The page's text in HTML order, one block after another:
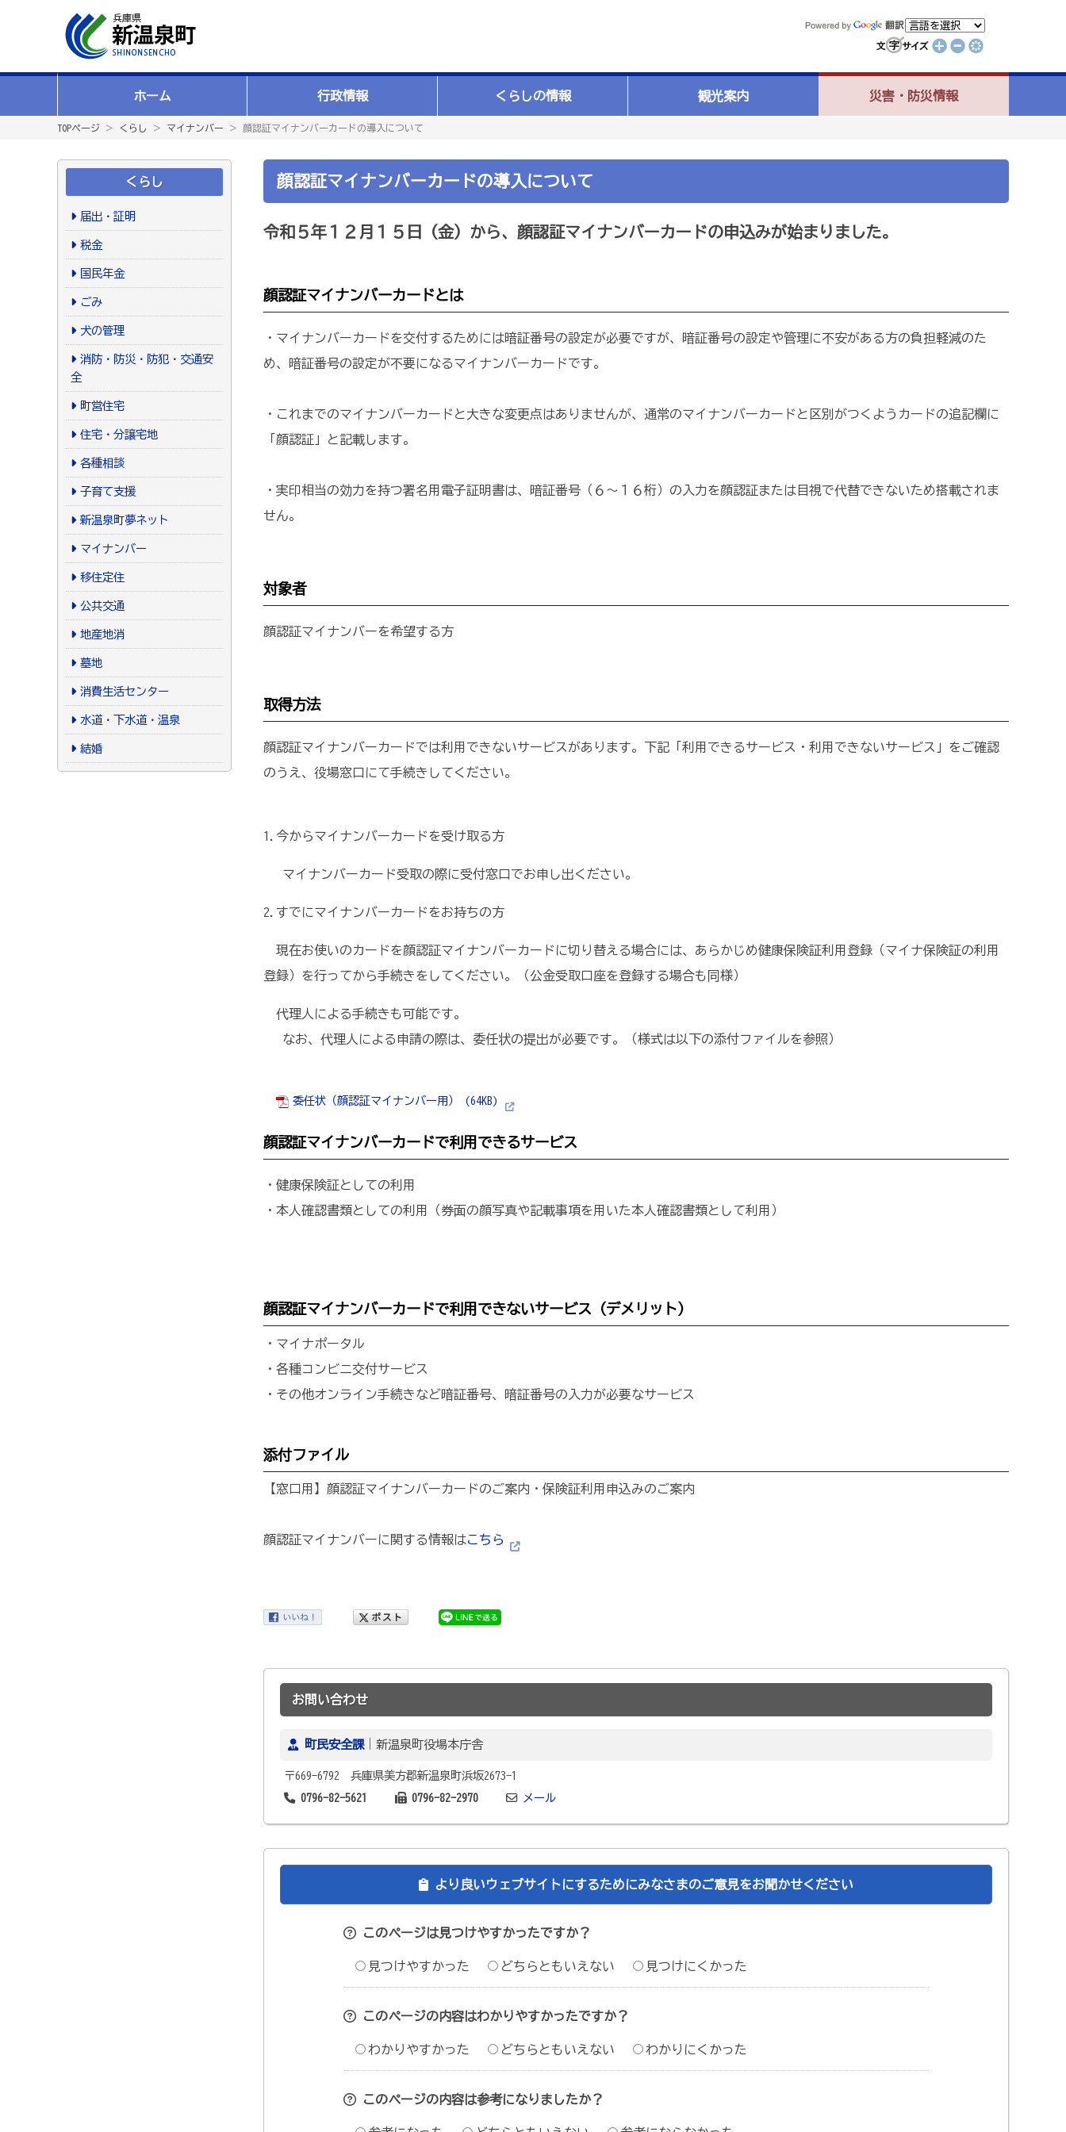
ホーム 行政情報 くらしの情報 観光案内 災害・防災情報
TOPページ ＞ くらし ＞ マイナンバー ＞ 顔認証マイナンバーカードの導入について
くらし
届出・証明
税金
国民年金
ごみ
犬の管理
消防・防災・防犯・交通安
全
町営住宅
住宅・分譲宅地
各種相談
子育て支援
新温泉町夢ネット
マイナンバー
移住定住
公共交通
地産地消
墓地
消費生活センター
水道・下水道・温泉
結婚
顔認証マイナンバーカードの導入について
令和５年１２月１５日（金）から、顔認証マイナンバーカードの申込みが始まりました。
顔認証マイナンバーカードとは
・マイナンバーカードを交付するためには暗証番号の設定が必要ですが、暗証番号の設定や管理に不安がある方の負担軽減のた
め、暗証番号の設定が不要になるマイナンバーカードです。
・これまでのマイナンバーカードと大きな変更点はありませんが、通常のマイナンバーカードと区別がつくようカードの追記欄に
「顔認証」と記載します。
・実印相当の効力を持つ署名用電子証明書は、暗証番号（６～１６桁）の入力を顔認証または目視で代替できないため搭載されま
せん。
対象者
顔認証マイナンバーを希望する方
取得方法
顔認証マイナンバーカードでは利用できないサービスがあります。下記「利用できるサービス・利用できないサービス」をご確認
のうえ、役場窓口にて手続きしてください。
1.今からマイナンバーカードを受け取る方
マイナンバーカード受取の際に受付窓口でお申し出ください。
2.すでにマイナンバーカードをお持ちの方
現在お使いのカードを顔認証マイナンバーカードに切り替える場合には、あらかじめ健康保険証利用登録（マイナ保険証の利用
登録）を行ってから手続きをしてください。（公金受取口座を登録する場合も同様）
代理人による手続きも可能です。
なお、代理人による申請の際は、委任状の提出が必要です。（様式は以下の添付ファイルを参照）
委任状（顔認証マイナンバー用） (64KB)
顔認証マイナンバーカードで利用できるサービス
・健康保険証としての利用
・本人確認書類としての利用（券面の顔写真や記載事項を用いた本人確認書類として利用）
顔認証マイナンバーカードで利用できないサービス（デメリット）
・マイナポータル
・各種コンビニ交付サービス
・その他オンライン手続きなど暗証番号、暗証番号の入力が必要なサービス
添付ファイル
【窓口用】顔認証マイナンバーカードのご案内・保険証利用申込みのご案内
顔認証マイナンバーに関する情報はこちら
お問い合わせ
町民安全課｜新温泉町役場本庁舎
〒669-6792 兵庫県美方郡新温泉町浜坂2673-1
0796-82-5621
0796-82-2970 メール
より良いウェブサイトにするためにみなさまのご意見をお聞かせください
このページは見つけやすかったですか？
見つけやすかった どちらともいえない 見つけにくかった
このページの内容はわかりやすかったですか？
わかりやすかった どちらともいえない わかりにくかった
このページの内容は参考になりましたか？